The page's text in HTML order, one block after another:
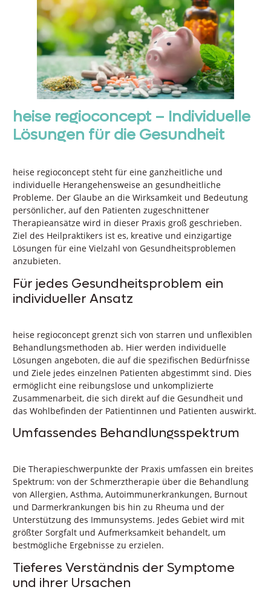
heise regioconcept – Individuelle
Lösungen für die Gesundheit
heise regioconcept steht für eine ganzheitliche und
individuelle Herangehensweise an gesundheitliche
Probleme. Der Glaube an die Wirksamkeit und Bedeutung
persönlicher, auf den Patienten zugeschnittener
Therapieansätze wird in dieser Praxis groß geschrieben.
Ziel des Heilpraktikers ist es, kreative und einzigartige
Lösungen für eine Vielzahl von Gesundheitsproblemen
anzubieten.
Für jedes Gesundheitsproblem ein
individueller Ansatz
heise regioconcept grenzt sich von starren und unflexiblen
Behandlungsmethoden ab. Hier werden individuelle
Lösungen angeboten, die auf die spezifischen Bedürfnisse
und Ziele jedes einzelnen Patienten abgestimmt sind. Dies
ermöglicht eine reibungslose und unkomplizierte
Zusammenarbeit, die sich direkt auf die Gesundheit und
das Wohlbefinden der Patientinnen und Patienten auswirkt.
Umfassendes Behandlungsspektrum
Die Therapieschwerpunkte der Praxis umfassen ein breites
Spektrum: von der Schmerztherapie über die Behandlung
von Allergien, Asthma, Autoimmunerkrankungen, Burnout
und Darmerkrankungen bis hin zu Rheuma und der
Unterstützung des Immunsystems. Jedes Gebiet wird mit
größter Sorgfalt und Aufmerksamkeit behandelt, um
bestmögliche Ergebnisse zu erzielen.
Tieferes Verständnis der Symptome
und ihrer Ursachen